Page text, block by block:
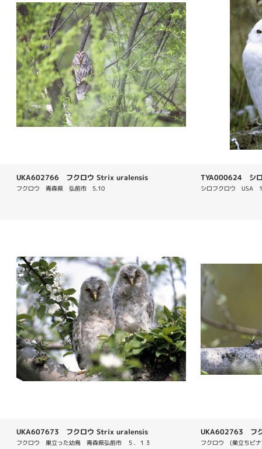
UKA602766 フクロウ Strix uralensis
フクロウ　青森県　弘前市　5.10
TYA000624 シロ
シロフクロウ　USA　
UKA607673 フクロウ Strix uralensis
フクロウ　巣立った幼鳥　青森県弘前市　５．１３
UKA602763 フ
フクロウ　(巣立ちビ